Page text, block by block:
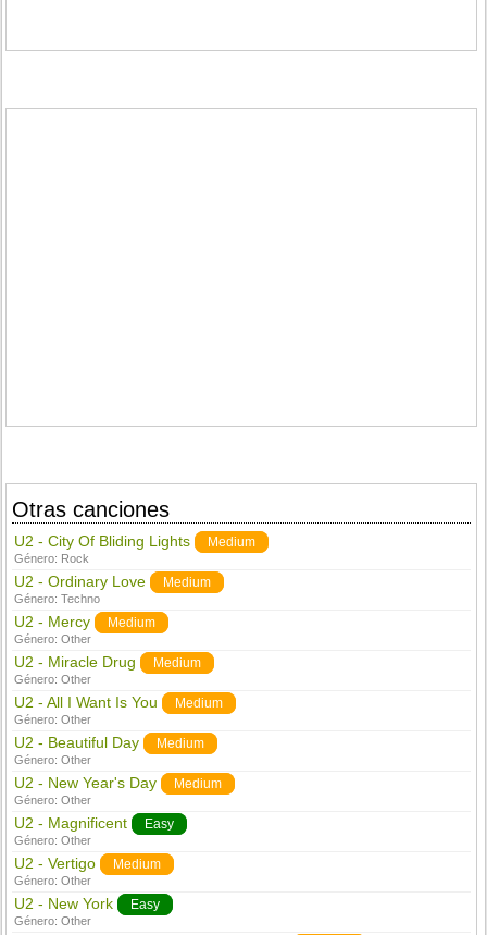
Otras canciones
U2 - City Of Bliding Lights Medium
Género: Rock
U2 - Ordinary Love Medium
Género:Techno
U2 - Mercy Medium
Género:Other
U2 - Miracle Drug Medium
Género:Other
U2 - All I Want Is You Medium
Género:Other
U2 - Beautiful Day Medium
Género:Other
U2 - New Year's Day Medium
Género:Other
U2 - Magnificent Easy
Género:Other
U2 - Vertigo Medium
Género:Other
U2 - New York Easy
Género:Other